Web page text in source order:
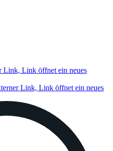
Link, Link öffnet ein neues
Link, Link öffnet ein neues